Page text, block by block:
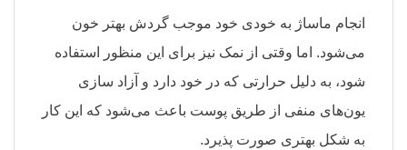
انجام ماساژ به خودی خود موجب گردش بهتر خون
می‌شود. اما وقتی از نمک نیز برای این منظور استفاده
شود، به دلیل حرارتی که در خود دارد و آزاد سازی
یون‌های منفی از طریق پوست باعث می‌شود که این کار
به شکل بهتری صورت پذیرد.